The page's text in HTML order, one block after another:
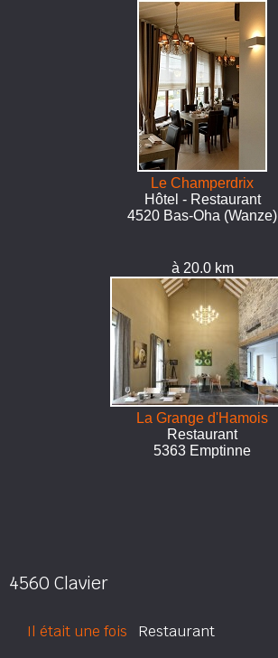
Le Champerdrix
Hôtel - Restaurant
4520 Bas-Oha (Wanze)
à 20.0 km
La Grange d'Hamois
Restaurant
5363 Emptinne
4560 Clavier
Il était une fois Restaurant